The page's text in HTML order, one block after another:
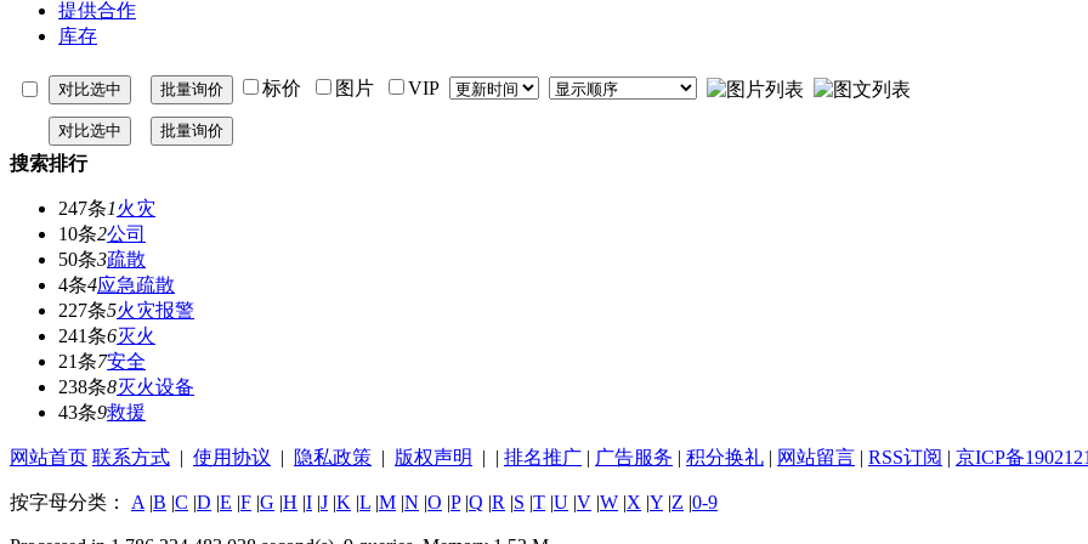
提供合作
库存
标价 图片 VIP
搜索排行
247条1火灾
10条2公司
50条3疏散
4条4应急疏散
227条5火灾报警
241条6灭火
21条7安全
238条8灭火设备
43条9救援
网站首页 联系方式 | 使用协议 | 隐私政策 | 版权声明 | | 排名推广 | 广告服务 | 积分换礼 | 网站留言 | RSS订阅 | 京ICP备
按字母分类： A |B |C |D |E |F |G |H |I |J |K |L |M |N |O |P|Q |R |S |T |U |V |W |X |Y |Z |0-9